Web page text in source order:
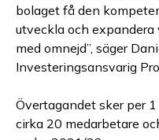
bolaget få den
utveckla och
med omnejd”, säger
Investeringsansvarig
Övertagandet sker per
cirka 20 medarbetare